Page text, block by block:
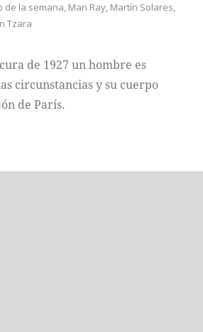
de la semana, Man Ray, Martín Solares,
Tzara
de 1927 un hombre es
circunstancias y su cuerpo
de París.